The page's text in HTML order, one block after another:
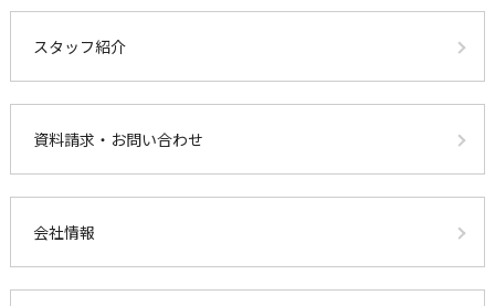
スタッフ紹介
資料請求・お問い合わせ
会社情報